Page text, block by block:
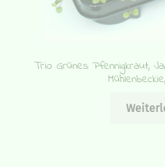
Trio Grünes Pfennigkraut,